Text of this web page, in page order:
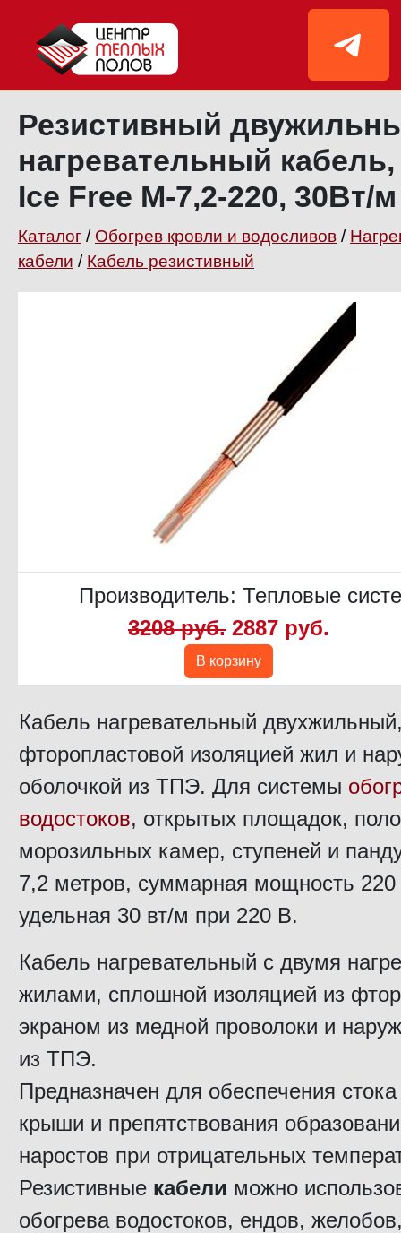
Резистивный
нагревательный кабель,
Ice Free М-7,2-220, 30Вт/м
Каталог / Обогрев кровли и водосливов /
кабели / Кабель резистивный
Производитель: Тепловые
3208 руб. 2887 руб.
В корзину
Кабель нагревательный
фторопластовой изоляцией жил и
оболочкой из ТПЭ. Для системы
водостоков, открытых площадок,
морозильных камер, ступеней и
7,2 метров, суммарная мощность
удельная 30 вт/м при 220 В.
Кабель нагревательный с двумя
жилами, сплошной изоляцией из
экраном из медной проволоки и
из ТПЭ.
Предназначен для обеспечения
крыши и препятствования
наростов при отрицательных
Резистивные кабели можно
обогрева водостоков, ендов,